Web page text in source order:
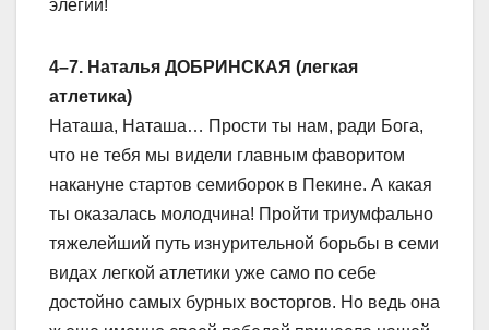
элегии!
4–7. Наталья ДОБРИНСКАЯ (легкая
атлетика)
Наташа, Наташа… Прости ты нам, ради Бога,
что не тебя мы видели главным фаворитом
накануне стартов семиборок в Пекине. А какая
ты оказалась молодчина! Пройти триумфально
тяжелейший путь изнурительной борьбы в семи
видах легкой атлетики уже само по себе
достойно самых бурных восторгов. Но ведь она